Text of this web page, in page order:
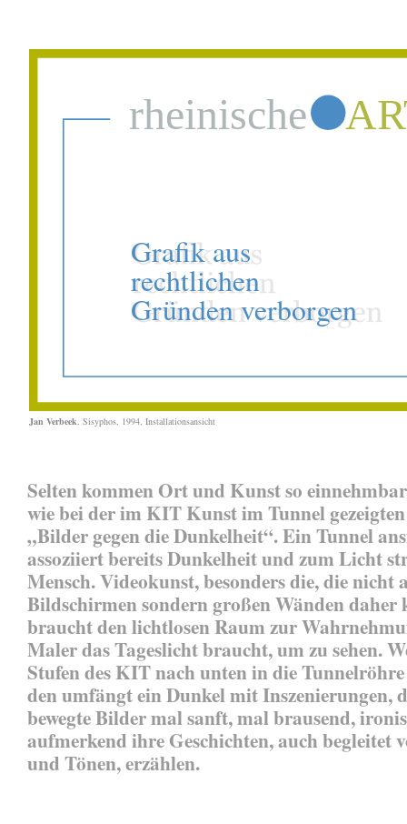
Jan Verbeek , Sisyphos, 1994, Installationsansicht
Selten kommen Ort und Kunst so
wie bei der im KIT Kunst im Tunnel
„Bilder gegen die Dunkelheit“. Ein Tunnel
assoziiert bereits Dunkelheit und zum Licht
Mensch. Videokunst, besonders die, die nicht
Bildschirmen sondern großen Wänden daher
braucht den lichtlosen Raum zur
Maler das Tageslicht braucht, um zu sehen.
Stufen des KIT nach unten in die
den umfängt ein Dunkel mit Inszenierungen,
bewegte Bilder mal sanft, mal brausend,
aufmerkend ihre Geschichten, auch begleitet
und Tönen, erzählen.